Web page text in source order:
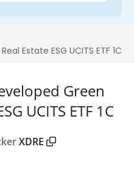
Green
UCITS ETF 1C
XDRE